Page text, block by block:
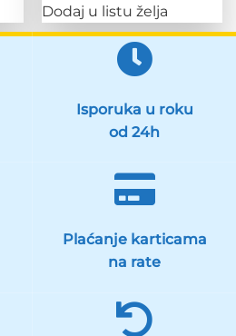
Dodaj u listu želja
Isporuka u roku
od 24h
Plaćanje karticama
na rate